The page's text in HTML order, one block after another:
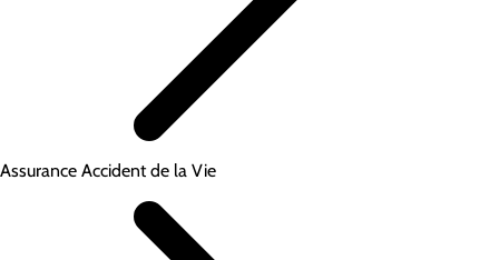
Assurance Accident de la Vie